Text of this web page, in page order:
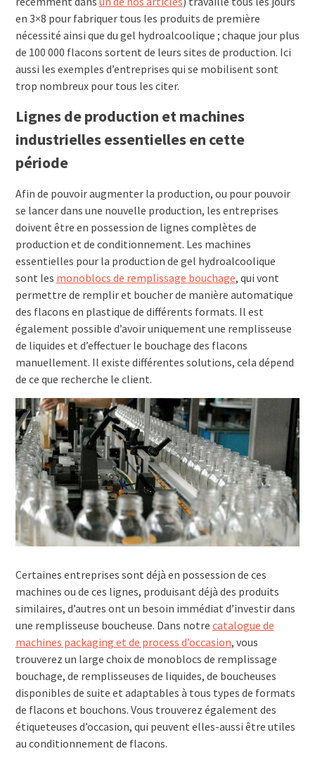
en 3×8 pour fabriquer tous les produits de première
nécessité ainsi que du gel hydroalcoolique ; chaque jour plus
de 100 000 flacons sortent de leurs sites de production. Ici
aussi les exemples d’entreprises qui se mobilisent sont
trop nombreux pour tous les citer.
Lignes de production et machines
industrielles essentielles en cette
période
Afin de pouvoir augmenter la production, ou pour pouvoir
se lancer dans une nouvelle production, les entreprises
doivent être en possession de lignes complètes de
production et de conditionnement. Les machines
essentielles pour la production de gel hydroalcoolique
sont les monoblocs de remplissage bouchage, qui vont
permettre de remplir et boucher de manière automatique
des flacons en plastique de différents formats. Il est
également possible d’avoir uniquement une remplisseuse
de liquides et d’effectuer le bouchage des flacons
manuellement. Il existe différentes solutions, cela dépend
de ce que recherche le client.
Certaines entreprises sont déjà en possession de ces
machines ou de ces lignes, produisant déjà des produits
similaires, d’autres ont un besoin immédiat d’investir dans
une remplisseuse boucheuse. Dans notre catalogue de
machines packaging et de process d’occasion, vous
trouverez un large choix de monoblocs de remplissage
bouchage, de remplisseuses de liquides, de boucheuses
disponibles de suite et adaptables à tous types de formats
de flacons et bouchons. Vous trouverez également des
étiqueteuses d’occasion, qui peuvent elles-aussi être utiles
au conditionnement de flacons.